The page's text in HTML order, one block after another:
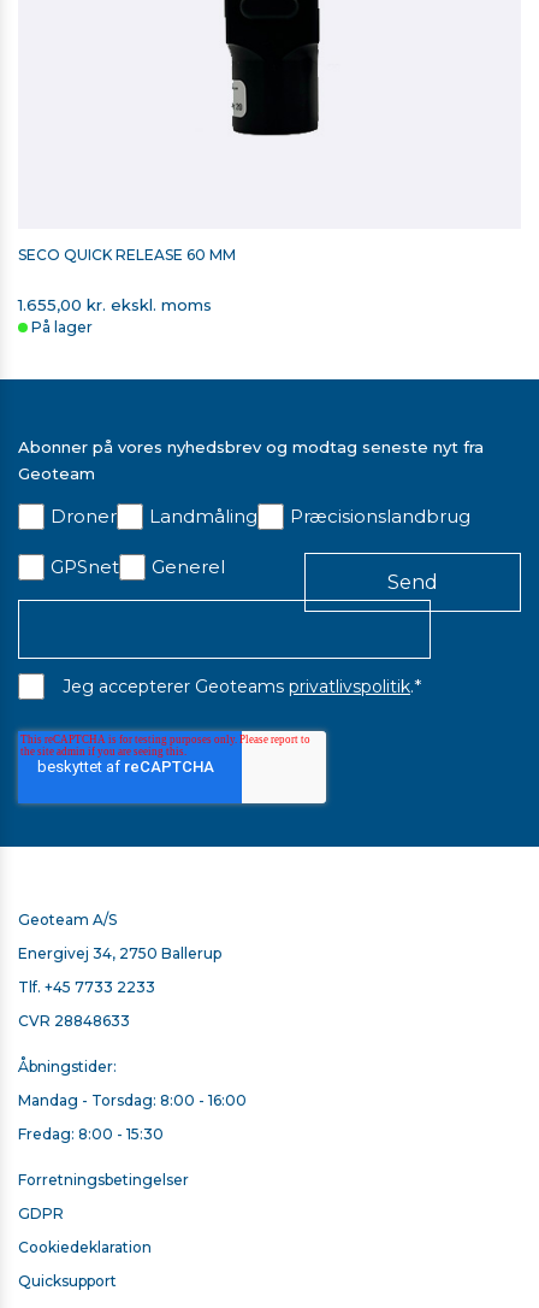
SECO ADAPTER TIL PRISMESTOKKE
281,00 kr. ekskl. moms
På lager
SECO ADAPTER TIL PRISMESTOK
298,00 kr. ekskl. moms
SECO QUICK RELEASE 60 MM
1.655,00 kr. ekskl. moms
På lager
Abonner på vores nyhedsbrev og modtag seneste nyt fra
Geoteam
Droner Landmåling Præcisionslandbrug
GPSnet Generel
Jeg accepterer Geoteams privatlivspolitik.*
Geoteam A/S
Energivej 34, 2750 Ballerup
Tlf. +45 7733 2233
CVR 28848633
Åbningstider:
Mandag - Torsdag: 8:00 - 16:00
Fredag: 8:00 - 15:30
Forretningsbetingelser
GDPR
Cookiedeklaration
Quicksupport